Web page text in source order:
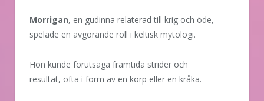
Morrigan, en gudinna relaterad till krig och öde,
spelade en avgörande roll i keltisk mytologi.
Hon kunde förutsäga framtida strider och
resultat, ofta i form av en korp eller en kråka.